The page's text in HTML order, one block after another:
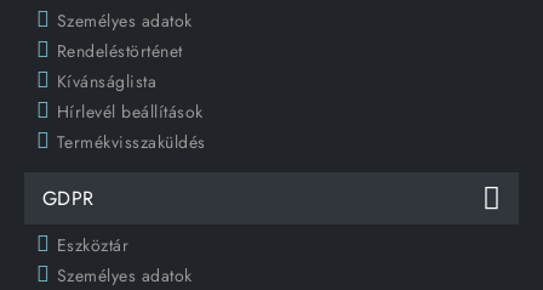
Személyes adatok
Rendeléstörténet
Kívánságlista
Hírlevél beállítások
Termékvisszaküldés
GDPR
Eszköztár
Személyes adatok